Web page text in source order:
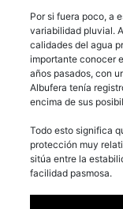
Por si fuera poco, a
variabilidad pluvial.
calidades del agua
importante conocer
años pasados, con
Albufera tenía
encima de sus
Todo esto significa
protección muy
sitúa entre la
facilidad pasmosa.